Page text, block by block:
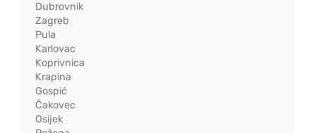
Dubrovnik
Zagreb
Pula
Karlovac
Koprivnica
Krapina
Gospić
Čakovec
Osijek